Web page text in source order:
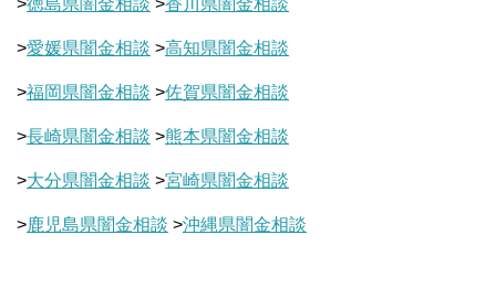
>徳島県闇金相談 >香川県闇金相談
>愛媛県闇金相談 >高知県闇金相談
>福岡県闇金相談 >佐賀県闇金相談
>長崎県闇金相談 >熊本県闇金相談
>大分県闇金相談 >宮崎県闇金相談
>鹿児島県闇金相談 >沖縄県闇金相談